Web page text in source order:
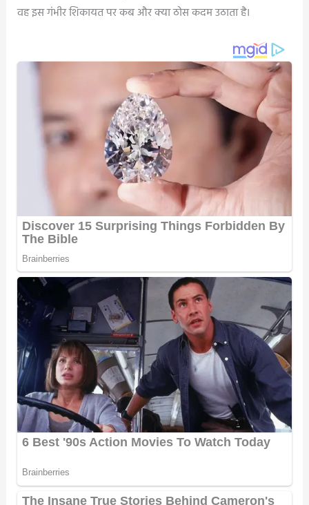
वह इस गंभीर शिकायत पर कब और क्या ठोस कदम उठाता है।